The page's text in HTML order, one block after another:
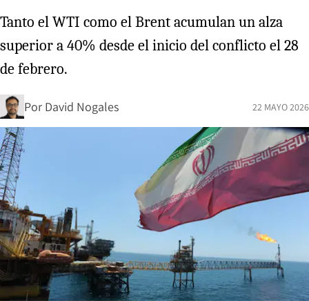
Tanto el WTI como el Brent acumulan un alza
superior a 40% desde el inicio del conflicto el 28
de febrero.
Por David Nogales 22 MAYO 2026